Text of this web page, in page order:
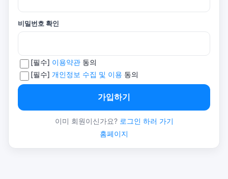
비밀번호 확인
[필수] 이용약관 동의
[필수] 개인정보 수집 및 이용 동의
가입하기
이미 회원이신가요? 로그인 하러 가기
홈페이지